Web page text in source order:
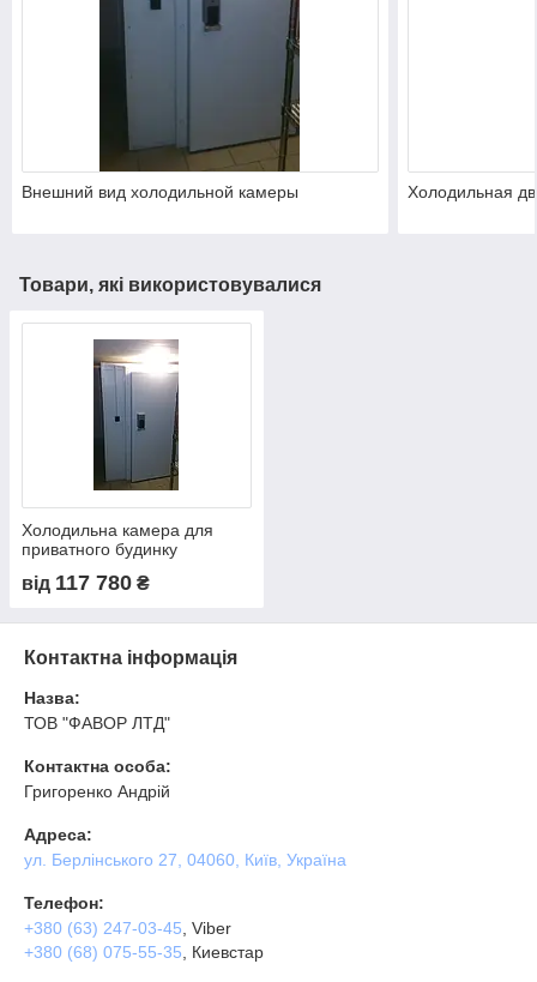
Внешний вид холодильной камеры Холодильная
Товари, які використовувалися
Холодильна камера для
приватного будинку
від 117 780 ₴
Контактна інформація
Назва:
ТОВ "ФАВОР ЛТД"
Контактна особа:
Григоренко Андрій
Адреса:
ул. Берлінського 27, 04060, Київ, Україна
Телефон:
+380 (63) 247-03-45 , Viber
+380 (68) 075-55-35 , Киевстар